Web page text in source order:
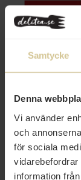
Samtycke
Denna
Vi använder
och
för sociala
vidarebefordrar
information
Från